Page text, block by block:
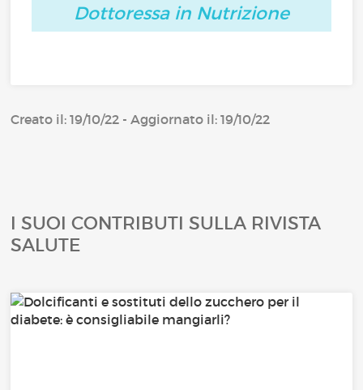
Dottoressa in Nutrizione
Creato il: 19/10/22 - Aggiornato il: 19/10/22
I SUOI CONTRIBUTI SULLA RIVISTA
SALUTE